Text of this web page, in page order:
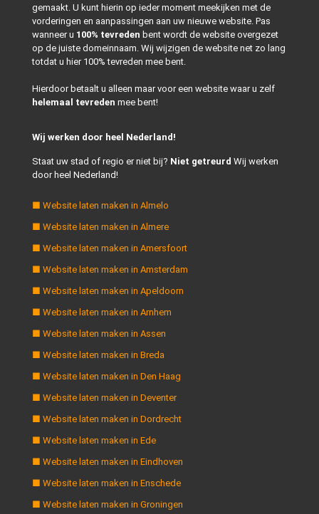
gemaakt. U kunt hierin op ieder moment meekijken met de
vorderingen en aanpassingen aan uw nieuwe website. Pas
wanneer u 100% tevreden bent wordt de website overgezet
op de juiste domeinnaam. Wij wijzigen de website net zo lang
totdat u hier 100% tevreden mee bent.
Hierdoor betaalt u alleen maar voor een website waar u zelf
helemaal tevreden mee bent!
Wij werken door heel Nederland!
Staat uw stad of regio er niet bij? Niet getreurd Wij werken
door heel Nederland!
■ Website laten maken in Almelo
■ Website laten maken in Almere
■ Website laten maken in Amersfoort
■ Website laten maken in Amsterdam
■ Website laten maken in Apeldoorn
■ Website laten maken in Arnhem
■ Website laten maken in Assen
■ Website laten maken in Breda
■ Website laten maken in Den Haag
■ Website laten maken in Deventer
■ Website laten maken in Dordrecht
■ Website laten maken in Ede
■ Website laten maken in Eindhoven
■ Website laten maken in Enschede
■ Website laten maken in Groningen